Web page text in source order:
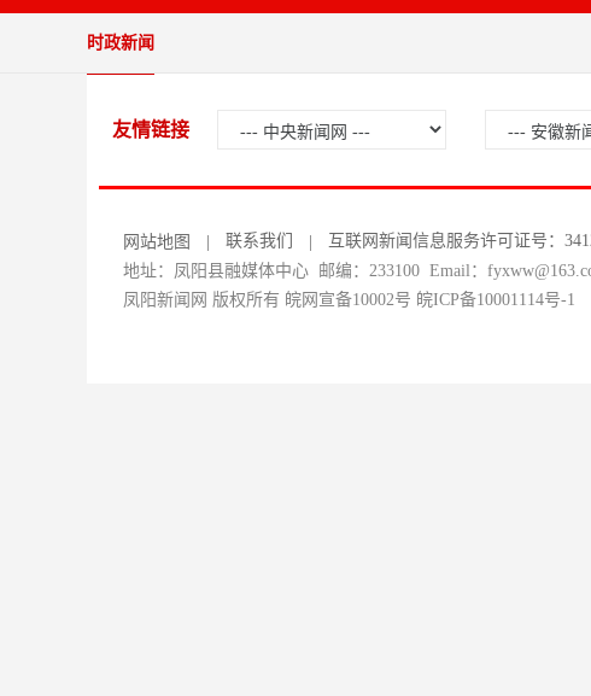
时政新闻
友情链接
网站地图 联系我们
互联网新闻信息服务许可证号：
地址：凤阳县融媒体中心 邮编：233100 Email：
凤阳新闻网 版权所有 皖网宣备10002号 皖ICP备10001114号-1